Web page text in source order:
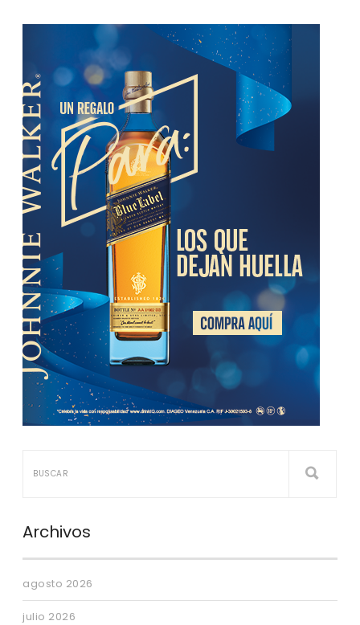
Archivos
agosto 2026
julio 2026